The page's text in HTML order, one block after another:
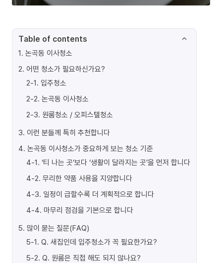
Table of contents
1. 논곡동 이사청소
2. 어떤 청소가 필요하신가요?
2-1. 입주청소
2-2. 논곡동 이사청소
2-3. 원룸청소 / 오피스텔청소
3. 이런 분들께 특히 추천합니다
4. 논곡동 이사청소가 중요하게 보는 청소 기준
4-1. ‘티 나는 곳’보다 ‘생활이 달라지는 곳’을 먼저 합니다
4-2. 무리한 약품 사용을 지양합니다
4-3. 일정이 급할수록 더 계획적으로 합니다
4-4. 마무리 점검을 기본으로 합니다
5. 많이 묻는 질문(FAQ)
5-1. Q. 새집인데 입주청소가 꼭 필요한가요?
5-2. Q. 원룸은 직접 해도 되지 않나요?